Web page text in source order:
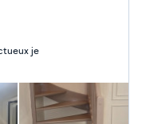
je